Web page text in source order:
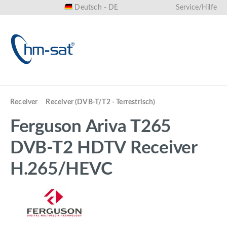
Deutsch - DE Service/Hilfe
Receiver Receiver (DVB-T/T2 - Terrestrisch)
Ferguson Ariva T265
DVB-T2 HDTV Receiver
H.265/HEVC